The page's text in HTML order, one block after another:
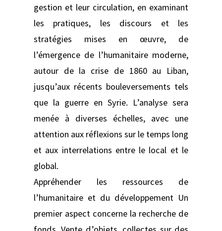
gestion et leur circulation, en examinant
les pratiques, les discours et les
stratégies mises en œuvre, de
l’émergence de l’humanitaire moderne,
autour de la crise de 1860 au Liban,
jusqu’aux récents bouleversements tels
que la guerre en Syrie. L’analyse sera
menée à diverses échelles, avec une
attention aux réflexions sur le temps long
et aux interrelations entre le local et le
global.
Appréhender les ressources de
l’humanitaire et du développement Un
premier aspect concerne la recherche de